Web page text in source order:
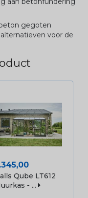
gegoten
voor de
Qube LT612
- ...